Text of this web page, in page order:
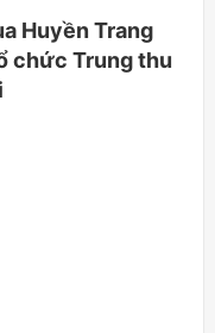
Huyền Trang
chức Trung thu